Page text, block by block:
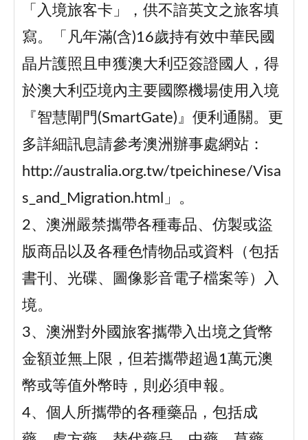
「入境旅客卡」，供不諳英文之旅客填
寫。「凡年滿(含)16歲持有效中華民國
晶片護照且申獲澳大利亞簽證國人，得
於澳大利亞境內主要國際機場使用入境
『智慧閘門(SmartGate)』便利通關。更
多詳細訊息請參考澳洲辦事處網站：
http://australia.org.tw/tpeichinese/Visa
s_and_Migration.html」。
2、澳洲嚴禁攜帶各種毒品、仿製或盜
版商品以及各種色情物品或資料（包括
書刊、光碟、圖像影音電子檔案等）入
境。
3、澳洲對外國旅客攜帶入出境之貨幣
金額並無上限，但若攜帶超過1萬元澳
幣或等值外幣時，則必須申報。
4、個人所攜帶的各種藥品，包括成